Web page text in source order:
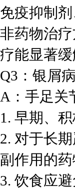
免疫抑制剂
非药物治
疗能显著
Q3：银屑
A：手足关
1. 早期、
2. 对于长
副作用的药
3. 饮食应